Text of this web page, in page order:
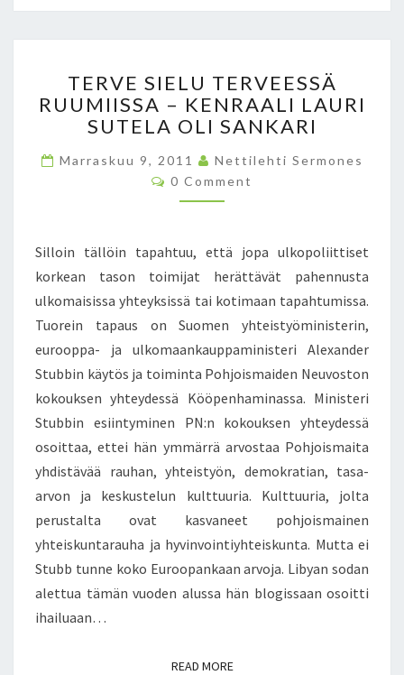
I
E
R
V
S
I
E
T
R
V
S
S
Ä
R
U
M
I
I
A
E
TERVE SIELU TERVEESSÄ
RUUMIISSA – KENRAALI LAURI
SUTELA OLI SANKARI
Marraskuu 9, 2011
Nettilehti Sermones
C
O
N
T
S
0 Comment
Silloin tällöin tapahtuu, että jopa ulkopoliittiset
korkean tason toimijat herättävät pahennusta
ulkomaisissa yhteyksissä tai kotimaan tapahtumissa.
Tuorein tapaus on Suomen yhteistyöministerin,
eurooppa- ja ulkomaankauppaministeri Alexander
Stubbin käytös ja toiminta Pohjoismaiden Neuvoston
kokouksen yhteydessä Kööpenhaminassa. Ministeri
Stubbin esiintyminen PN:n kokouksen yhteydessä
osoittaa, ettei hän ymmärrä arvostaa Pohjoismaita
yhdistävää rauhan, yhteistyön, demokratian, tasa-
arvon ja keskustelun kulttuuria. Kulttuuria, jolta
perustalta ovat kasvaneet pohjoismainen
yhteiskuntarauha ja hyvinvointiyhteiskunta. Mutta ei
Stubb tunne koko Euroopankaan arvoja. Libyan sodan
alettua tämän vuoden alussa hän blogissaan osoitti
ihailuaan…
READ MOREREAD MORE